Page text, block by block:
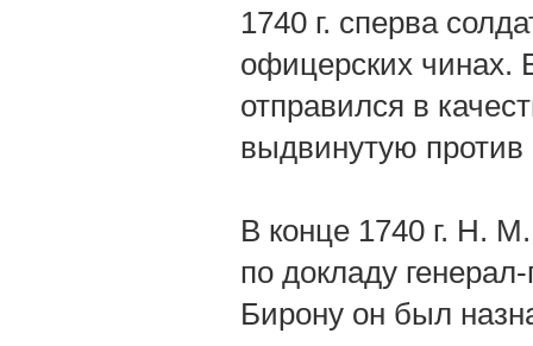
1740 г. сперва
офицерских чинах.
отправился в
выдвинутую
В конце 1740 г. Н.
по докладу
Бирону он был